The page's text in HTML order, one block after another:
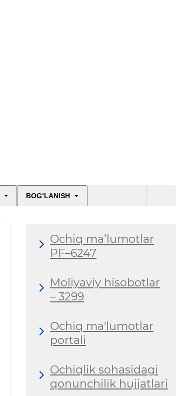
BOG‘LANISH
Ochiq ma’lumotlar
PF–6247
Moliyaviy hisobotlar
– 3299
Ochiq ma'lumotlar
portali
Ochiqlik sohasidagi
qonunchilik hujjatlari